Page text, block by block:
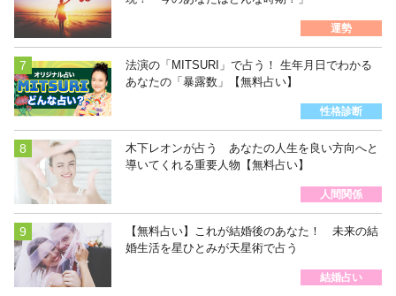
運勢
法演の「MITSURI」で占う！ 生年月日でわかる
あなたの「暴露数」【無料占い】
性格診断
木下レオンが占う あなたの人生を良い方向へと
導いてくれる重要人物【無料占い】
人間関係
【無料占い】これが結婚後のあなた！ 未来の結
婚生活を星ひとみが天星術で占う
結婚占い